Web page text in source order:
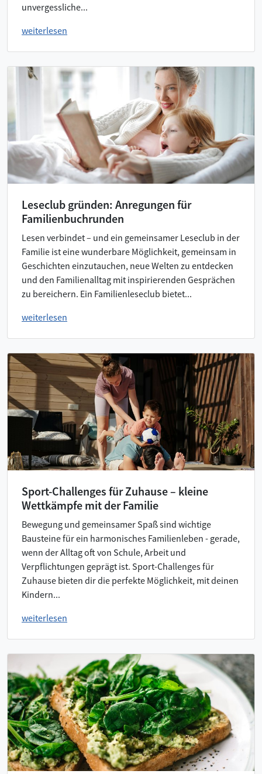
unvergessliche...
weiterlesen
Leseclub gründen: Anregungen für
Familienbuchrunden
Lesen verbindet – und ein gemeinsamer Leseclub in der
Familie ist eine wunderbare Möglichkeit, gemeinsam in
Geschichten einzutauchen, neue Welten zu entdecken
und den Familienalltag mit inspirierenden Gesprächen
zu bereichern. Ein Familienleseclub bietet...
weiterlesen
Sport-Challenges für Zuhause – kleine
Wettkämpfe mit der Familie
Bewegung und gemeinsamer Spaß sind wichtige
Bausteine für ein harmonisches Familienleben - gerade,
wenn der Alltag oft von Schule, Arbeit und
Verpflichtungen geprägt ist. Sport-Challenges für
Zuhause bieten dir die perfekte Möglichkeit, mit deinen
Kindern...
weiterlesen